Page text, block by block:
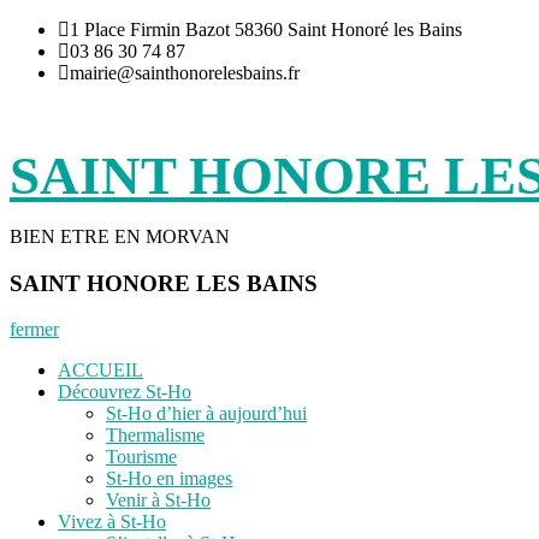
Aller
contenu
1 Place Firmin Bazot 58360 Saint Honoré les Bains
03 86 30 74 87
mairie@sainthonorelesbains.fr
SAINT HONORE
BIEN ETRE EN MORVAN
SAINT HONORE LES BAINS
fermer
ACCUEIL
Découvrez St-Ho
St-Ho d’hier à aujourd’hui
Thermalisme
Tourisme
St-Ho en images
Venir à St-Ho
Vivez à St-Ho